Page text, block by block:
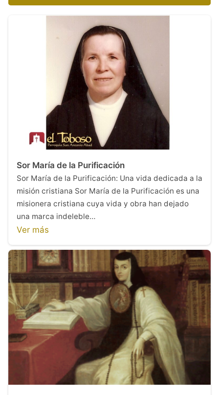
Sor María de la Purificación
Sor María de la Purificación: Una vida dedicada a la
misión cristiana Sor María de la Purificación es una
misionera cristiana cuya vida y obra han dejado
una marca indeleble…
Ver más